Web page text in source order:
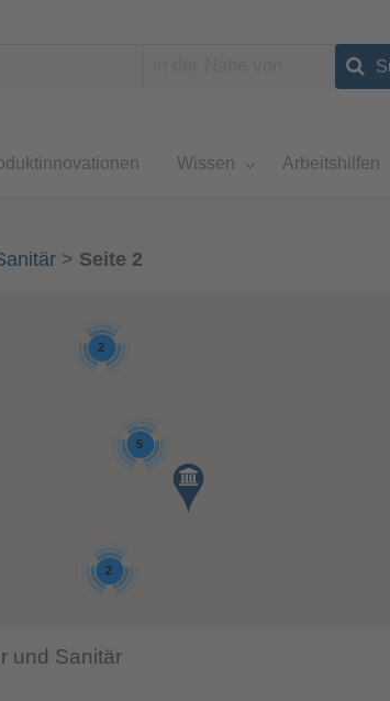
Wissen Arbeitshilfen
> Seite 2
5
2
2
und Sanitär